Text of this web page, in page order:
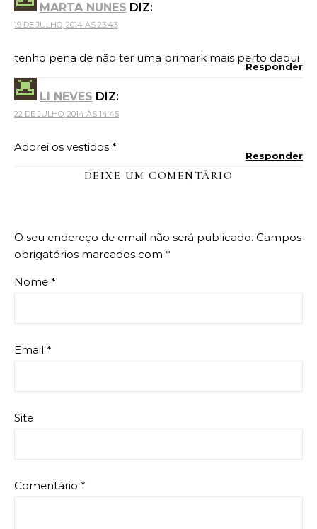
MARTA NUNES DIZ:
19 DE JULHO, 2014 ÀS 23:43
tenho pena de não ter uma primark mais perto daqui
Responder
LI NEVES DIZ:
22 DE JULHO, 2014 ÀS 14:45
Adorei os vestidos *
Responder
DEIXE UM COMENTÁRIO
O seu endereço de email não será publicado. Campos
obrigatórios marcados com *
Nome *
Email *
Site
Comentário *